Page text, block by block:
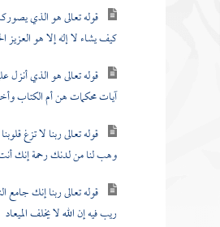
قوله تعالى هو الذي
كيف يشاء لا إله إلا هو العزيز
قوله تعالى هو الذي أنزل
آيات محكمات هن أم الكتاب
قوله تعالى ربنا لا تزغ
وهب لنا من لدنك رحمة إنك
قوله تعالى ربنا إنك جامع
ريب فيه إن الله لا يخلف الميعاد